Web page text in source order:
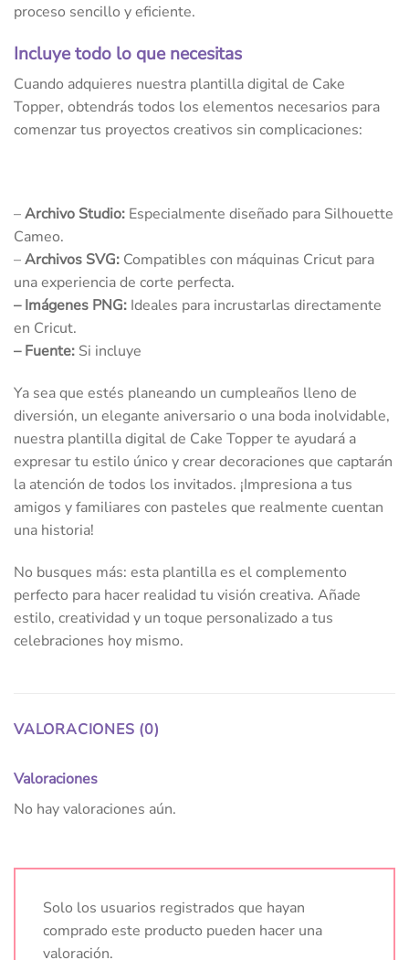
proceso sencillo y eficiente.
Incluye todo lo que necesitas
Cuando adquieres nuestra plantilla digital de Cake
Topper, obtendrás todos los elementos necesarios para
comenzar tus proyectos creativos sin complicaciones:
–Archivo Studio: Especialmente diseñado para Silhouette
Cameo.
–Archivos SVG: Compatibles con máquinas Cricut para
una experiencia de corte perfecta.
–Imágenes PNG: Ideales para incrustarlas directamente
en Cricut.
–Fuente: Si incluye
Ya sea que estés planeando un cumpleaños lleno de
diversión, un elegante aniversario o una boda inolvidable,
nuestra plantilla digital de Cake Topper te ayudará a
expresar tu estilo único y crear decoraciones que captarán
la atención de todos los invitados. ¡Impresiona a tus
amigos y familiares con pasteles que realmente cuentan
una historia!
No busques más: esta plantilla es el complemento
perfecto para hacer realidad tu visión creativa. Añade
estilo, creatividad y un toque personalizado a tus
celebraciones hoy mismo.
VALORACIONES (0)
Valoraciones
No hay valoraciones aún.
Solo los usuarios registrados que hayan
comprado este producto pueden hacer una
valoración.